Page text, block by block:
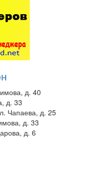
д. 40
д. 33
Чапаева, д. 25
д. 33
д. 6